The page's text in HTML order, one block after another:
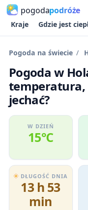
pogodapodróże
Kraje Gdzie jest
Pogoda na świecie
Pogoda w
temperatura,
jechać?
W DZIEŃ
15℃
DŁUGOŚĆ DNIA
13 h 53
min